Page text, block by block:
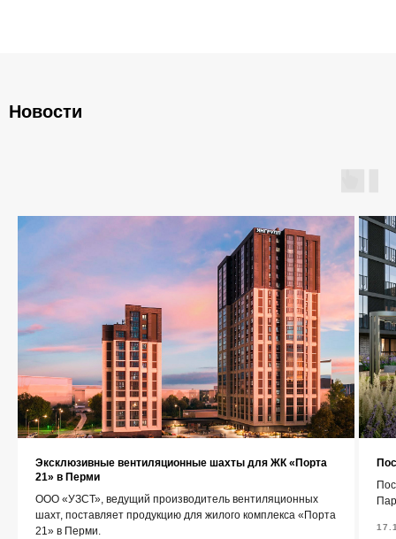
Новости
Эксклюзивные вентиляционные шахты для ЖК «Порта
21» в Перми
ООО «УЗСТ», ведущий производитель вентиляционных
шахт, поставляет продукцию для жилого комплекса «Порта
21» в Перми.
Политика конфиденциальности
Екатеринбург, Гурзуфская 44
+7 (343) 227-22-20
info@1uzst.ru
Контакты
Каталог